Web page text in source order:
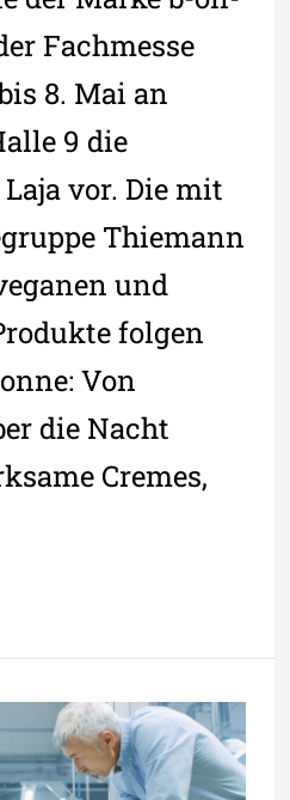
Fachmesse
8. Mai an
9 die
vor. Die mit
Thiemann
und
folgen
Von
die Nacht
Cremes,